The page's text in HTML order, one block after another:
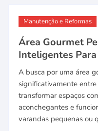
Manutenção e Reformas
Área Gourmet
Inteligentes
A busca por uma área
significativamente
transformar espaços
aconchegantes e
varandas pequenas ou